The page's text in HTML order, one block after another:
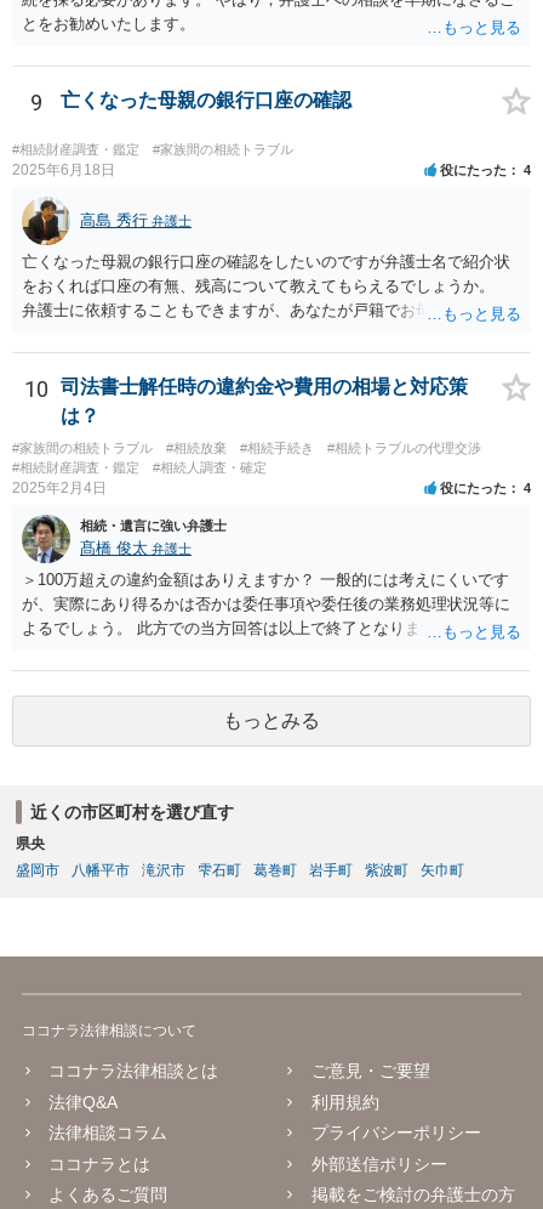
とをお勧めいたします。
9 亡くなった母親の銀行口座の確認
#相続財産調査・鑑定 #家族間の相続トラブル
2025年6月18日 役にたった 4
高島 秀行 弁護士
亡くなった母親の銀行口座の確認をしたいのですが弁護士名で紹介状
をおくれば口座の有無、残高について教えてもらえるでしょうか。
弁護士に依頼することもできますが、あなたが戸籍でお母さんの相続
高は教えてくれると思います。 自分ではよくわからないということ
であれば、弁護士に相談し依頼されたら良いと思います。
10
司法書士解任時の違約金や費用の相場と対応策
は？
#家族間の相続トラブル #相続放棄 #相続手続き
#相続トラブルの代理交渉
#相続財産調査・鑑定
#相続人調査・確定
2025年2月4日 役にたった 4
相続・遺言に強い弁護士
髙橋 俊太 弁護士
＞100万超えの違約金額はありえますか？ 一般的には考えにくいです
が、実際にあり得るかは否かは委任事項や委任後の業務処理状況等に
よるでしょう。 此方での当方回答は以上で終了となりますが、参考に
もっとみる
近くの市区町村を選び直す
県央
盛岡市
八幡平市 滝沢市 雫石町 葛巻町 岩手町 紫波町 矢巾町
ココナラ法律相談について
ココナラ法律相談とは
法律Q&A
法律相談コラム
ココナラとは
よくあるご質問
ご意見・ご要望
利用規約
プライバシーポリシー
外部送信ポリシー
掲載をご検討の弁護士の方